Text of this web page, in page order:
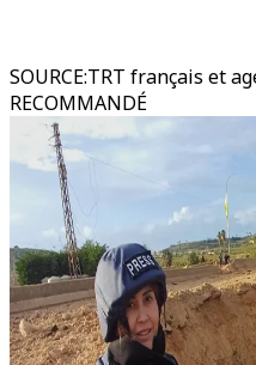
SOURCE:TRT français et
RECOMMANDÉ